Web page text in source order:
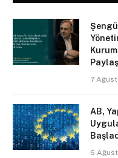
7
AB,
6